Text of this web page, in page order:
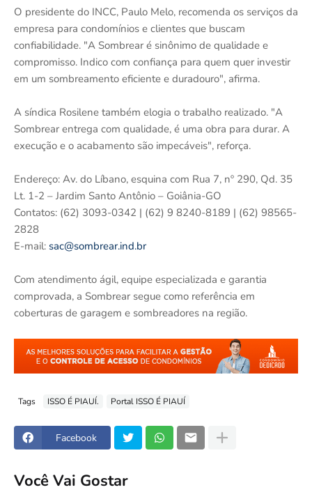
O presidente do INCC, Paulo Melo, recomenda os serviços da
empresa para condomínios e clientes que buscam
confiabilidade. "A Sombrear é sinônimo de qualidade e
compromisso. Indico com confiança para quem quer investir
em um sombreamento eficiente e duradouro", afirma.
A síndica Rosilene também elogia o trabalho realizado. "A
Sombrear entrega com qualidade, é uma obra para durar. A
execução e o acabamento são impecáveis", reforça.
Endereço: Av. do Líbano, esquina com Rua 7, nº 290, Qd. 35
Lt. 1-2 – Jardim Santo Antônio – Goiânia-GO
Contatos: (62) 3093-0342 | (62) 9 8240-8189 | (62) 98565-
2828
E-mail: sac@sombrear.ind.br
Com atendimento ágil, equipe especializada e garantia
comprovada, a Sombrear segue como referência em
coberturas de garagem e sombreadores na região.
Tags ISSO É PIAUÍ. Portal ISSO É PIAUÍ
Facebook
Você Vai Gostar